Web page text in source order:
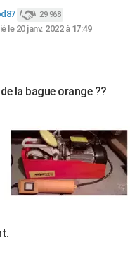
29 968
le 20 janv. 2022 à 17:49
la bague orange ??